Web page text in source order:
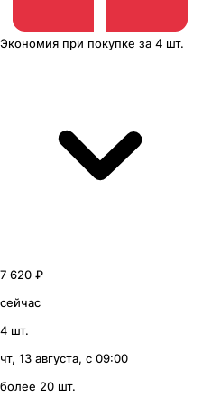
Экономия при покупке за 4 шт.
7 620 ₽
сейчас
4 шт.
чт, 13 августа, с 09:00
более 20 шт.